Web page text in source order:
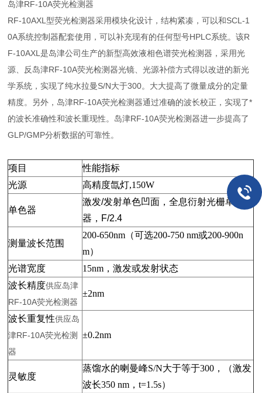
岛津RF-10A荧光检测器
RF-10AXL型荧光检测器采用模块化设计，结构紧凑，可以和SCL-1
0A系统控制器配套使用，可以补充现有的任何型号HPLC系统。该R
F-10AXL是岛津公司生产的新型高效液相色谱荧光检测器，采用光
源、反岛津RF-10A荧光检测器光镜、光源补偿方式得以改进的新光
学系统，实现了纯水拉曼S/N大于300。大大提高了微量成分的定量
精度。另外，岛津RF-10A荧光检测器通过准确的波长校正，实现了*
的波长准确性和波长重现性。岛津RF-10A荧光检测器进一步提高了
GLP/GMP分析数据的可靠性。
项目
性能指标
光源
高精度氙灯,150W
单色器
激发/发射单色凹面，全息衍射光栅单色
器， F/2.4
测量波长范围
200-650nm （可选200-750 nm或200-900n
m）
光谱宽度
15nm ，激发或发射状态
波长精度供应岛津
RF-10A荧光检测器
±2nm
波长重复性供应岛
津RF-10A荧光检测
器
±0.2nm
灵敏度
蒸馏水的喇曼峰S/N大于等于300，（激发
波长350 nm，t=1.5s）